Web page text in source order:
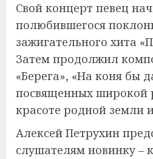
Свой концерт певец
полюбившегося
зажигательного хита
Затем продолжил
«Берега», «На коня бы
посвященных широкой
красоте родной земли
Алексей Петрухин
слушателям новинку